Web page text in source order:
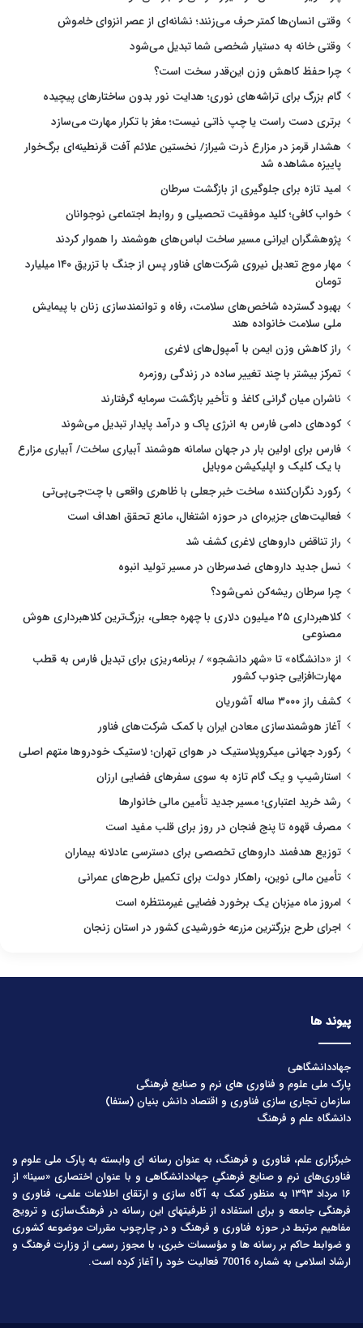
وقتی انسان‌ها کمتر حرف می‌زنند؛ نشانه‌ای از عصر انزوای خاموش
وقتی خانه به دستیار شخصی شما تبدیل می‌شود
چرا حفظ کاهش وزن این‌قدر سخت است؟
گام بزرگ برای تراشه‌های نوری؛ هدایت نور بدون ساختارهای پیچیده
برتری دست راست یا چپ ذاتی نیست؛ مغز با تکرار مهارت می‌سازد
هشدار قرمز در مزارع ذرت شیراز/ نخستین علائم آفت قرنطینه‌ای برگ‌خوار
پاییزه مشاهده شد
امید تازه برای جلوگیری از بازگشت سرطان
خواب کافی؛ کلید موفقیت تحصیلی و روابط اجتماعی نوجوانان
پژوهشگران ایرانی مسیر ساخت لباس‌های هوشمند را هموار کردند
مهار موج تعدیل نیروی شرکت‌های فناور پس از جنگ با تزریق ۱۴۰ میلیارد
تومان
بهبود گسترده شاخص‌های سلامت، رفاه و توانمندسازی زنان با پیمایش
ملی سلامت خانواده هند
راز کاهش وزن ایمن با آمپول‌های لاغری
تمرکز بیشتر با چند تغییر ساده در زندگی روزمره
ناشران میان گرانی کاغذ و تأخیر بازگشت سرمایه گرفتارند
کودهای دامی فارس به انرژی پاک و درآمد پایدار تبدیل می‌شوند
فارس برای اولین بار در جهان سامانه هوشمند آبیاری ساخت/ آبیاری مزارع
با یک کلیک و اپلیکیشن موبایل
رکورد نگران‌کننده ساخت خبر جعلی با ظاهری واقعی با چت‌جی‌پی‌تی
فعالیت‌های جزیره‌ای در حوزه اشتغال، مانع تحقق اهداف است
راز تناقض داروهای لاغری کشف شد
نسل جدید داروهای ضدسرطان در مسیر تولید انبوه
چرا سرطان ریشه‌کن نمی‌شود؟
کلاهبرداری ۲۵ میلیون دلاری با چهره جعلی، بزرگ‌ترین کلاهبرداری هوش
مصنوعی
از «دانشگاه» تا «شهر دانشجو» / برنامه‌ریزی برای تبدیل فارس به قطب
مهارت‌افزایی جنوب کشور
کشف راز ۳۰۰۰ ساله آشوریان
آغاز هوشمندسازی معادن ایران با کمک شرکت‌های فناور
رکورد جهانی میکروپلاستیک در هوای تهران؛ لاستیک خودروها متهم اصلی
استارشیپ و یک گام تازه به سوی سفرهای فضایی ارزان
رشد خرید اعتباری؛ مسیر جدید تأمین مالی خانوارها
مصرف قهوه تا پنج فنجان در روز برای قلب مفید است
توزیع هدفمند داروهای تخصصی برای دسترسی عادلانه بیماران
تأمین مالی نوین، راهکار دولت برای تکمیل طرح‌های عمرانی
امروز ماه میزبان یک برخورد فضایی غیرمنتظره است
اجرای طرح بزرگترین مزرعه خورشیدی کشور در استان زنجان
پیوند ها
جهاددانشگاهی
پارک ملی علوم و فناوری های نرم و صنایع فرهنگی
سازمان تجاری سازی فناوری و اقتصاد دانش بنیان (ستفا)
دانشگاه علم و فرهنگ
خبرگزاری علم، فناوری و فرهنگ، به عنوان رسانه ای وابسته به پارک ملی علوم و
فناوری‌های نرم و صنایع فرهنگیِ جهاددانشگاهی و با عنوان اختصاری «سینا» از
۱۶ مرداد ۱۳۹۳ به منظور کمک به آگاه سازی و ارتقای اطلاعات علمی، فناوری و
فرهنگی جامعه و برای استفاده از ظرفیتهای این رسانه در فرهنگ‌سازی و ترویج
مفاهیم مرتبط در حوزه فناوری و فرهنگ و در چارچوب مقررات موضوعه کشوری
و ضوابط حاکم بر رسانه ها و مؤسسات خبری، با مجوز رسمی از وزارت فرهنگ و
ارشاد اسلامی به شماره 70016 فعالیت خود را آغاز کرده است.